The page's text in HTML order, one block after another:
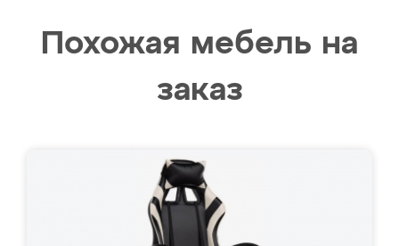
Похожая мебель на
заказ